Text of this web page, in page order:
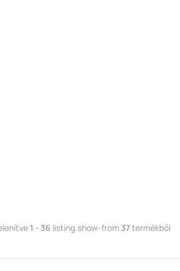
1 - 36 listing.show-from 37termékből